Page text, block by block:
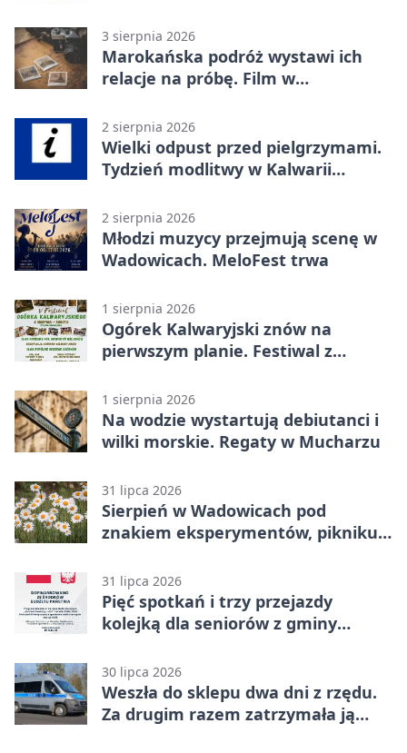
3 sierpnia 2026
Marokańska podróż wystawi ich
relacje na próbę. Film w
2 sierpnia 2026
Wielki odpust przed pielgrzymami.
Tydzień modlitwy w Kalwarii
2 sierpnia 2026
Młodzi muzycy przejmują scenę w
Wadowicach. MeloFest trwa
1 sierpnia 2026
Ogórek Kalwaryjski znów na
pierwszym planie. Festiwal z
1 sierpnia 2026
Na wodzie wystartują debiutanci i
wilki morskie. Regaty w Mucharzu
31 lipca 2026
Sierpień w Wadowicach pod
znakiem eksperymentów, pikniku i
31 lipca 2026
Pięć spotkań i trzy przejazdy
kolejką dla seniorów z gminy
30 lipca 2026
Weszła do sklepu dwa dni z rzędu.
Za drugim razem zatrzymała ją